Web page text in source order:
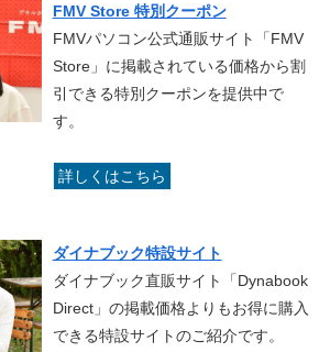
FMV Store 特別クーポン
FMVパソコン公式通販サイト「FMV
Store」に掲載されている価格から割
引できる特別クーポンを提供中で
す。
詳しくはこちら
ダイナブック特設サイト
ダイナブック直販サイト「Dynabook
Direct」の掲載価格よりもお得に購入
できる特設サイトのご紹介です。